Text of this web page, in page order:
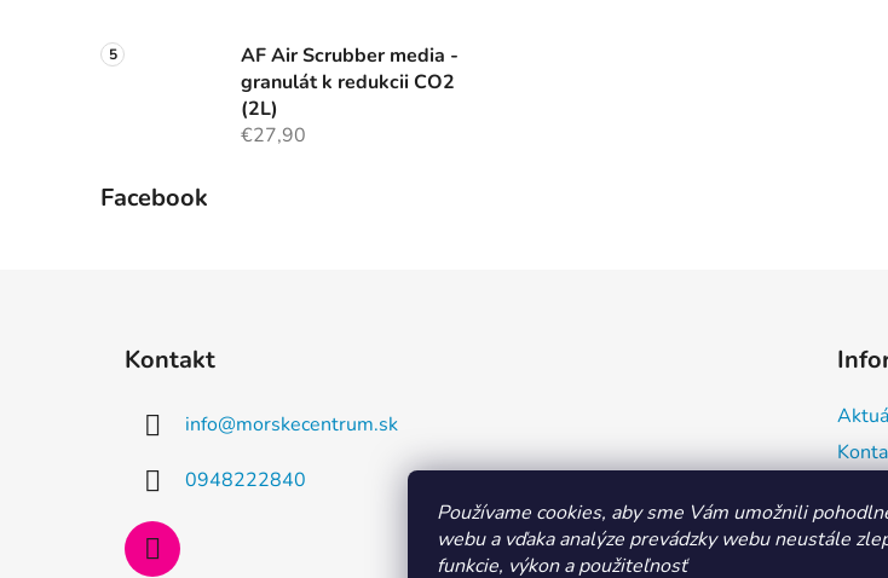
Používame cookies, aby sme Vám umožnili
webu a vďaka analýze prevádzky webu neustále
funkcie, výkon a použiteľnosť
AF Air Scrubber media -
granulát k redukcii CO2
(2L)
€27,90
Facebook
Kontakt
info@morskecentrum.sk
0948222840